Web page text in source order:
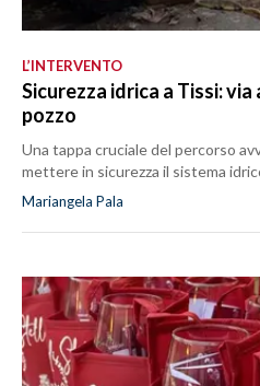
L’INTERVENTO
Sicurezza idrica a Tissi:
pozzo
Una tappa cruciale del percorso
mettere in sicurezza il sistema
Mariangela Pala